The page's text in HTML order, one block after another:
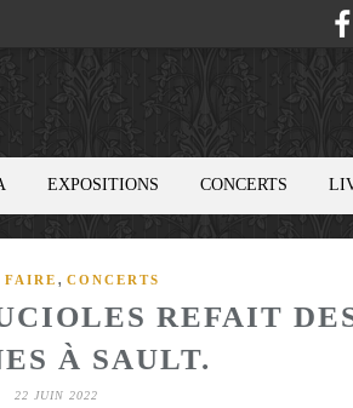
EXPOSITIONS CONCERTS
, CONCERTS
REFAIT
À SAULT.
22 JUIN 2022